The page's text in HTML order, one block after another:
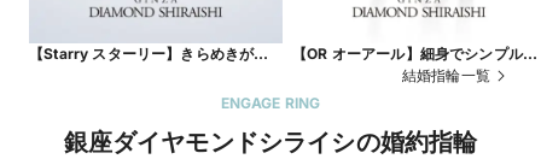
【Starry スターリー】きらめきがひ
【OR オーアール】細身でシンプルな
ストレートのマリッジリング
結婚指輪一覧
ENGAGE RING
銀座ダイヤモンドシライシの婚約指輪